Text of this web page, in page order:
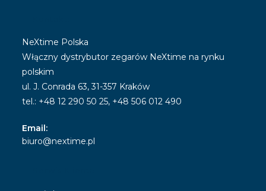
NeXtime Polska
Włączny dystrybutor zegarów NeXtime na rynku
polskim
ul. J. Conrada 63, 31-357 Kraków
tel.: +48 12 290 50 25, +48 506 012 490
Email:
biuro@nextime.pl